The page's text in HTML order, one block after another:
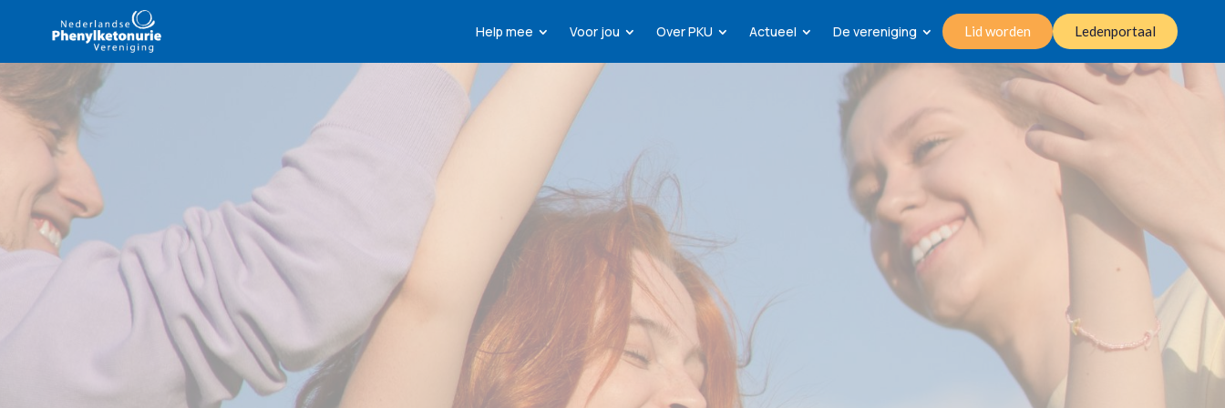
Help mee Voor jou Over PKU Actueel De vereniging Lid worden Ledenportaal